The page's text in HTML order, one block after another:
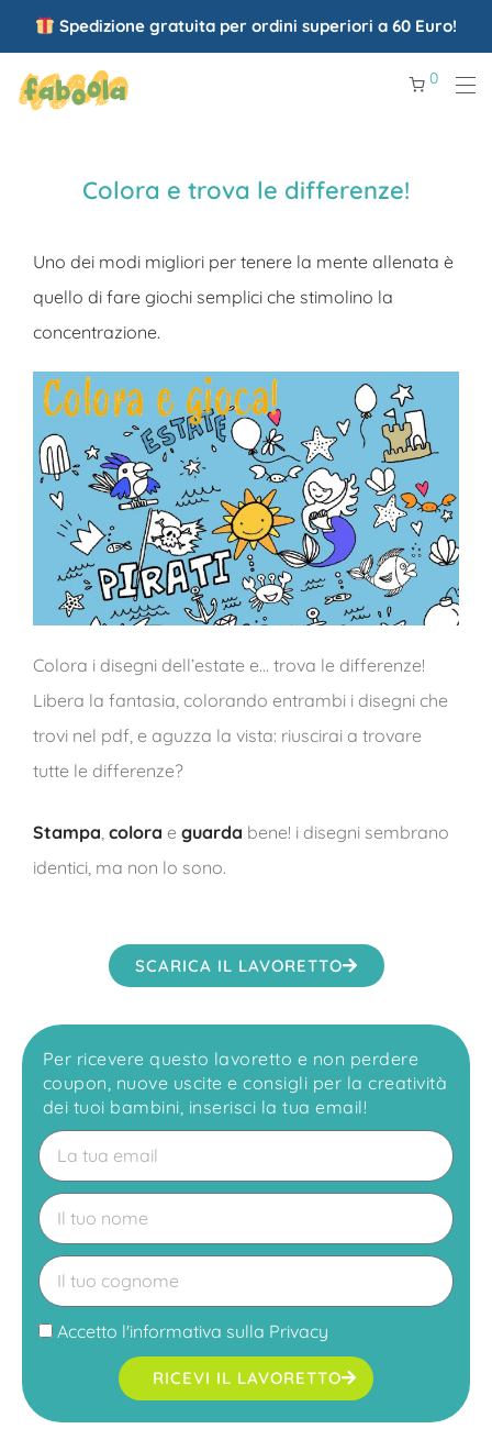
Spedizione gratuita per ordini superiori a 60 Euro!
0
Colora e trova le differenze!
Uno dei modi migliori per tenere la mente allenata è
quello di fare giochi semplici che stimolino la
concentrazione.
Colora i disegni dell’estate e… trova le differenze!
Libera la fantasia, colorando entrambi i disegni che
trovi nel pdf, e aguzza la vista: riuscirai a trovare
tutte le differenze?
Stampa colora e guarda bene! i disegni sembrano
identici, ma non lo sono.
SCARICA IL LAVORETTO
Per ricevere questo lavoretto e non perdere
coupon, nuove uscite e consigli per la creatività
dei tuoi bambini, inserisci la tua email!
Accetto l'informativa sulla Privacy
RICEVI IL LAVORETTO